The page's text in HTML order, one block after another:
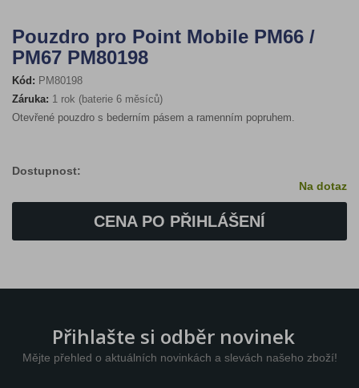
Pouzdro pro Point Mobile PM66 /
PM67 PM80198
Kód: PM80198
Záruka: 1 rok (baterie 6 měsíců)
Otevřené pouzdro s bederním pásem a ramenním popruhem.
Dostupnost:
Na dotaz
CENA PO PŘIHLÁŠENÍ
Přihlašte si odběr novinek
Mějte přehled o aktuálních novinkách a slevách našeho zboží!